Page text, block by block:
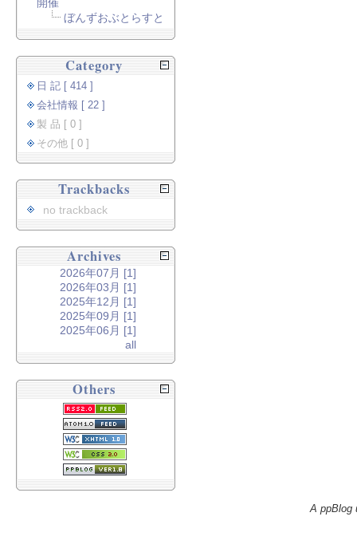
ぼんずおぶとらすと
Category
日 記 [ 414 ]
会社情報 [ 22 ]
製 品 [ 0 ]
その他 [ 0 ]
Trackbacks
no trackback
Archives
2026年07月 [1]
2026年03月 [1]
2025年12月 [1]
2025年09月 [1]
2025年06月 [1]
all
Others
A ppBlog